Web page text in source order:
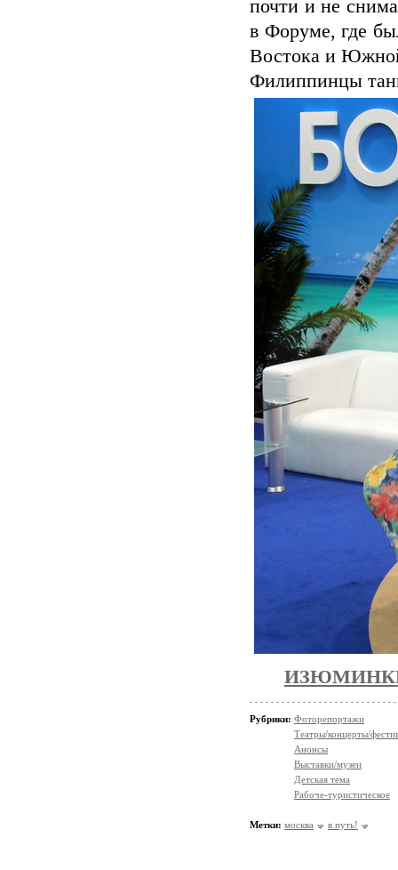
почти и не
в Форуме, где
Востока и
Филиппинцы
Рубрики: Фоторепортажи
Театры/концерты/
Анонсы
Выставки/музеи
Детская тема
Рабоче-туристическое
Метки: москва в путь!